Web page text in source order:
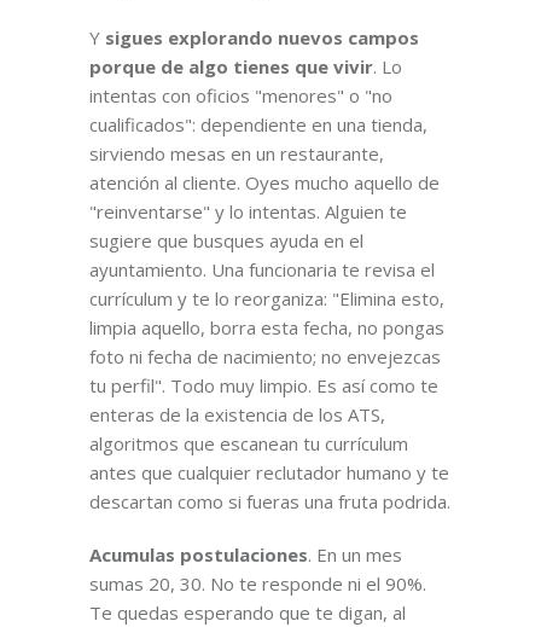
Y sigues explorando nuevos campos
porque de algo tienes que vivir. Lo
intentas con oficios "menores" o "no
cualificados": dependiente en una tienda,
sirviendo mesas en un restaurante,
atención al cliente. Oyes mucho aquello de
"reinventarse" y lo intentas. Alguien te
sugiere que busques ayuda en el
ayuntamiento. Una funcionaria te revisa el
currículum y te lo reorganiza: "Elimina esto,
limpia aquello, borra esta fecha, no pongas
foto ni fecha de nacimiento; no envejezcas
tu perfil". Todo muy limpio. Es así como te
enteras de la existencia de los ATS,
algoritmos que escanean tu currículum
antes que cualquier reclutador humano y te
descartan como si fueras una fruta podrida.
Acumulas postulaciones. En un mes
sumas 20, 30. No te responde ni el 90%.
Te quedas esperando que te digan, al